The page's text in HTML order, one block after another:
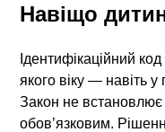
Навіщо
Ідентифікаційний
якого віку — навіть
Закон не встановлює
обов’язковим.